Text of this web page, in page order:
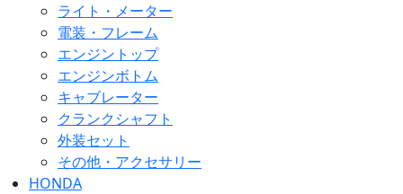
ライト・メーター
電装・フレーム
エンジントップ
エンジンボトム
キャブレーター
クランクシャフト
外装セット
その他・アクセサリー
HONDA